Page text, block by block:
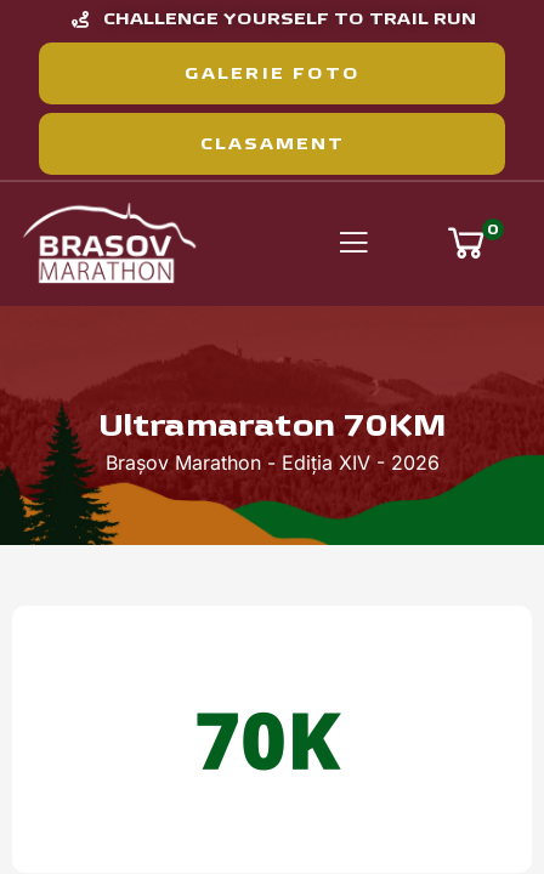
CHALLENGE YOURSELF TO TRAIL RUN
GALERIE FOTO
CLASAMENT
0
Ultramaraton 70KM
Brașov Marathon - Ediția XIV - 2026